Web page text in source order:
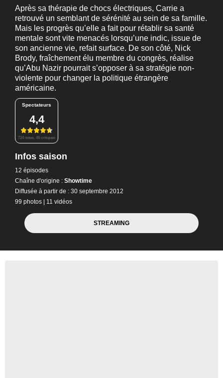
Après sa thérapie de chocs électriques, Carrie a
retrouvé un semblant de sérénité au sein de sa famille.
Mais les progrès qu’elle a fait pour rétablir sa santé
mentale sont vite menacés lorsqu’une indic, issue de
son ancienne vie, refait surface. De son côté, Nick
Brody, fraîchement élu membre du congrès, réalise
qu’Abu Nazir pourrait s’opposer à sa stratégie non-
violente pour changer la politique étrangère
américaine.
Spectateurs
4,4
724 notes, 46 critiques
Infos saison
12 épisodes
Chaîne d'origine : Showtime
Diffusée à partir de : 30 septembre 2012
99 photos | 11 vidéos
STREAMING